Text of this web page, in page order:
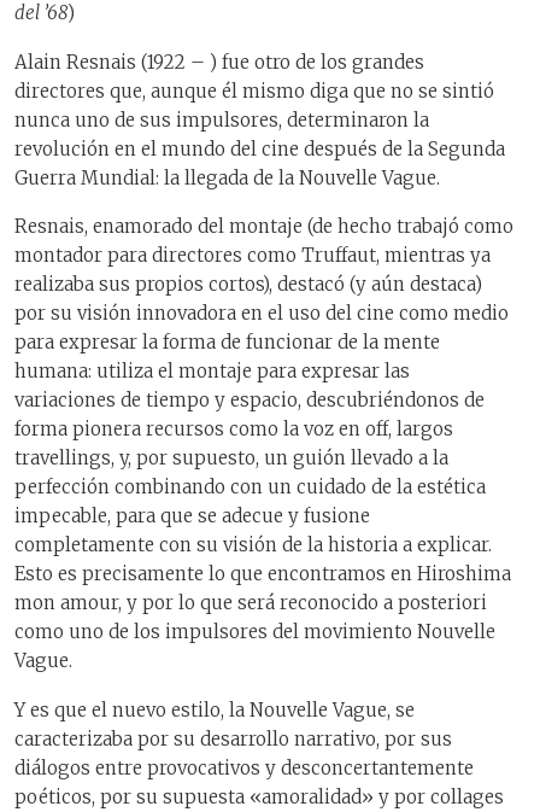
del ’68)
Alain Resnais (1922 – ) fue otro de los grandes
directores que, aunque él mismo diga que no se sintió
nunca uno de sus impulsores, determinaron la
revolución en el mundo del cine después de la Segunda
Guerra Mundial: la llegada de la Nouvelle Vague.
Resnais, enamorado del montaje (de hecho trabajó como
montador para directores como Truffaut, mientras ya
realizaba sus propios cortos), destacó (y aún destaca)
por su visión innovadora en el uso del cine como medio
para expresar la forma de funcionar de la mente
humana: utiliza el montaje para expresar las
variaciones de tiempo y espacio, descubriéndonos de
forma pionera recursos como la voz en off, largos
travellings, y, por supuesto, un guión llevado a la
perfección combinando con un cuidado de la estética
impecable, para que se adecue y fusione
completamente con su visión de la historia a explicar.
Esto es precisamente lo que encontramos en Hiroshima
mon amour, y por lo que será reconocido a posteriori
como uno de los impulsores del movimiento Nouvelle
Vague.
Y es que el nuevo estilo, la Nouvelle Vague, se
caracterizaba por su desarrollo narrativo, por sus
diálogos entre provocativos y desconcertantemente
poéticos, por su supuesta «amoralidad» y por collages